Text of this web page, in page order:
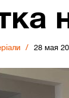
28 мая